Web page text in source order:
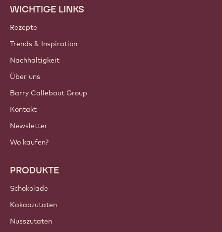
Footer
Callebaut
WICHTIGE LINKS
Rezepte
Trends & Inspiration
Nachhaltigkeit
Über uns
Barry Callebaut Group
Kontakt
Newsletter
Wo kaufen?
PRODUKTE
Schokolade
Kakaozutaten
Nusszutaten